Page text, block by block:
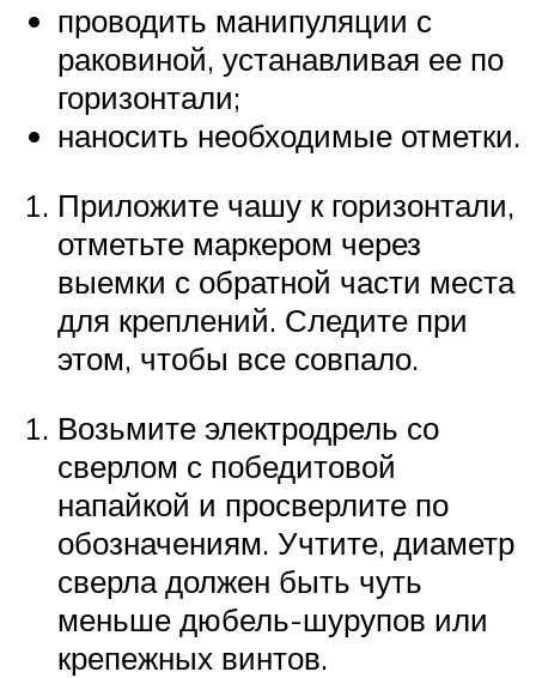
проводить манипуляции с
раковиной, устанавливая ее по
горизонтали;
наносить необходимые отметки.
Приложите чашу к горизонтали,
отметьте маркером через
выемки с обратной части места
для креплений. Следите при
этом, чтобы все совпало.
Возьмите электродрель со
сверлом с победитовой
напайкой и просверлите по
обозначениям. Учтите, диаметр
сверла должен быть чуть
меньше дюбель-шурупов или
крепежных винтов.